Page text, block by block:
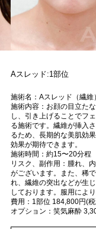
Aスレッド:1部位
施術名：Aスレッド（繊維）
施術内容：お顔の目立た
し、引き上げることでフ
る施術です。繊維が挿入
るため、長期的な美肌効
効果が期待できます。
施術時間：約15〜20分程
リスク、副作用：腫れ、
がございます。また、稀
れ、繊維の突出などが生
しております。服用によ
費用：1部位 184,800円(
オプション：笑気麻酔